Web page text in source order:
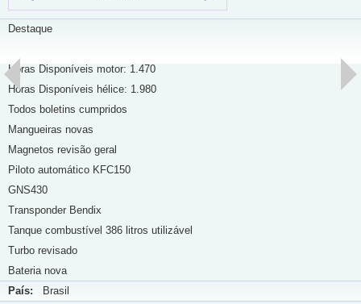
Destaque
Horas Disponíveis motor: 1.470
Horas Disponíveis hélice: 1.980
Todos boletins cumpridos
Mangueiras novas
Magnetos revisão geral
Piloto automático KFC150
GNS430
Transponder Bendix
Tanque combustível 386 litros utilizável
Turbo revisado
Bateria nova
País: Brasil